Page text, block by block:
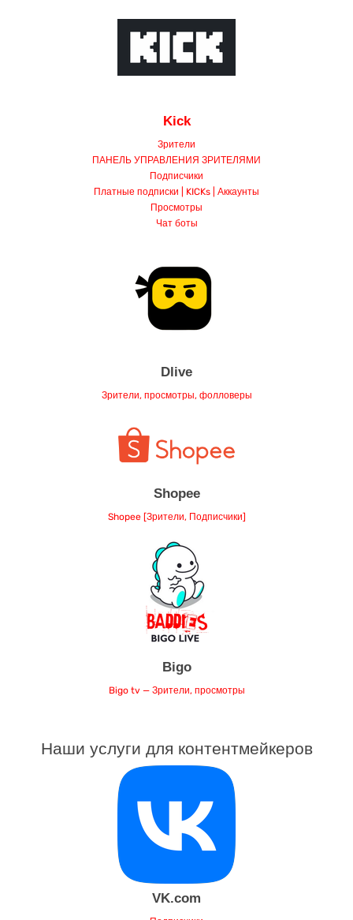
ПАНЕЛЬ УПРАВЛЕНИЯ ЗРИТЕЛЯМИ
Подписчики
Платные подписки | KICKs | Аккаунты
Просмотры
Чат боты
VK.com